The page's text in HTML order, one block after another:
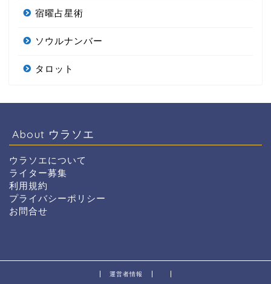
宿曜占星術
ソウルナンバー
タロット
About ウラソエ
ウラソエについて
ライター募集
利用規約
プライバシーポリシー
お問合せ
運営者情報